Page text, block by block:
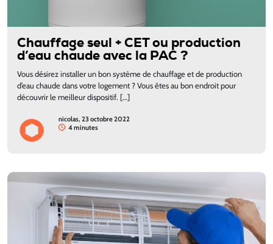
Chauffage seul + CET ou production
d’eau chaude avec la PAC ?
Vous désirez installer un bon système de chauffage et de production
d’eau chaude dans votre logement ? Vous êtes au bon endroit pour
découvrir le meilleur dispositif. […]
nicolas, 23 octobre 2022
4 minutes